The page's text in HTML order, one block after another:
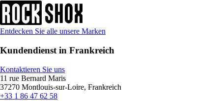
Entdecken Sie alle unsere Marken
Kundendienst in Frankreich
Kontaktieren Sie uns
11 rue Bernard Maris
37270 Montlouis-sur-Loire, Frankreich
+33 1 86 47 62 58